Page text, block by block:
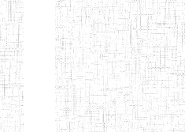
Chercher:
Effacer les filtres
Denomination
Type